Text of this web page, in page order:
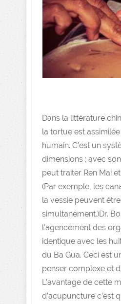
Dans la littérature
la tortue est
humain. C’est un
dimensions ; avec
peut traiter Ren Mai
(Par exemple, les
la vessie peuvent
simultanément.)Dr.
l’agencement des
identique avec les
du Ba Gua. Ceci est
penser complexe et
L’avantage de cette
d’acupuncture c’est